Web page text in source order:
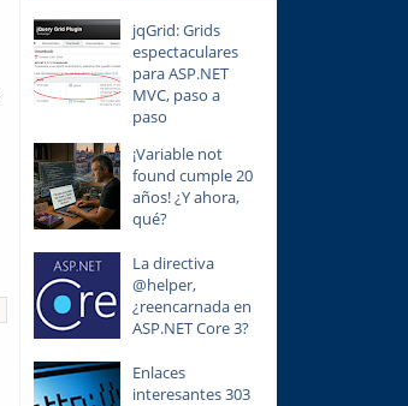
jqGrid: Grids
espectaculares
para ASP.NET
MVC, paso a
paso
¡Variable not
found cumple 20
años! ¿Y ahora,
qué?
La directiva
@helper,
¿reencarnada en
ASP.NET Core 3?
Enlaces
interesantes 303